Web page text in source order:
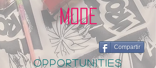
MODE
Compartir
opportunities